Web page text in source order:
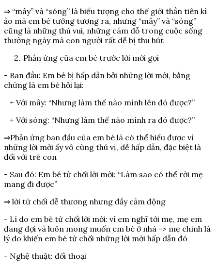
⇒ “mây” và “sóng” là biểu tượng cho thế giới thần tiên kì
ảo mà em bé tưởng tượng ra, nhưng “mây” và “sóng”
cũng là những thú vui, những cám dỗ trong cuộc sống
thường ngày mà con người rất dễ bị thu hút
Phản ứng của em bé trước lời mời gọi
- Ban đầu: Em bé bị hấp dẫn bởi những lời mời, bằng
chứng là em bé hỏi lại:
+ Với mây: “Nhưng làm thế nào mình lên đó được?”
+ Với sóng: “Nhưng làm thế nào mình ra đó được?”
⇒Phản ứng ban đầu của em bé là có thể hiểu được vì
những lời mời ấy vô cùng thú vị, dễ hấp dẫn, đặc biệt là
đối với trẻ con
- Sau đó: Em bé từ chối lời mời: “Làm sao có thể rời mẹ
mang đi được”
⇒ lời từ chối dễ thương nhưng đầy cảm động
- Lí do em bé từ chối lời mời: vì em nghĩ tới mẹ, mẹ em
đang đợi và luôn mong muốn em bé ở nhà -> mẹ chính là
lý do khiến em bé từ chối những lời mời hấp dẫn đó
- Nghệ thuật: đối thoại